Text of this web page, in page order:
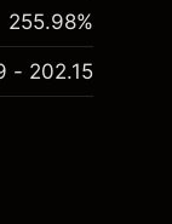
255.98%
- 202.15